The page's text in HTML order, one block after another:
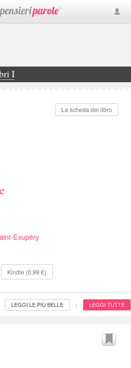
I
La scheda del libro
Exupéry
Kindle (0,99 €)
LEGGI LE PIÙ BELLE | LEGGI TUTTE